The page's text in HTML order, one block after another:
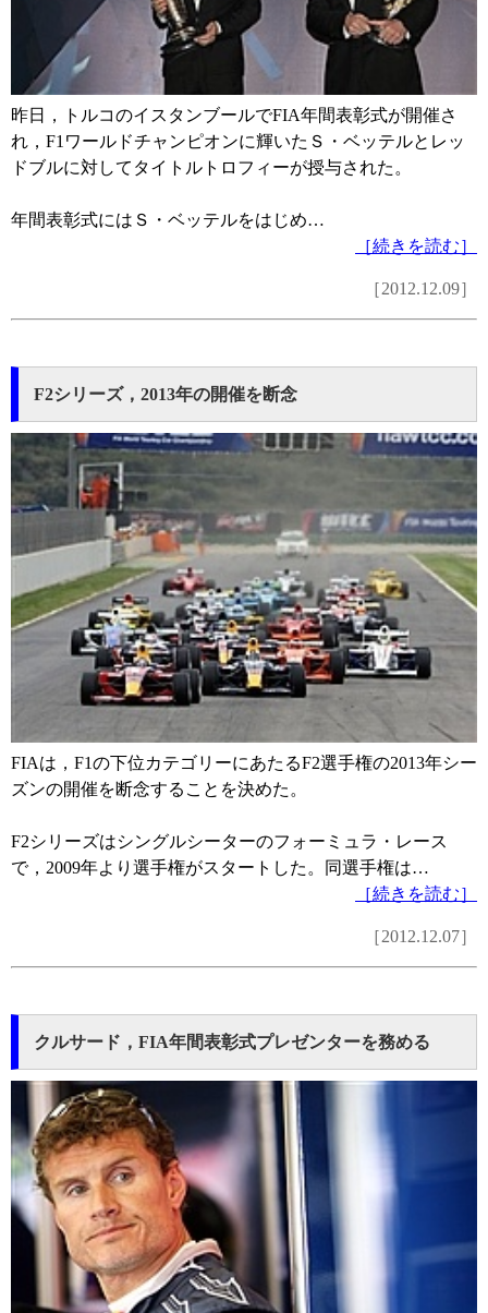
昨日，トルコのイスタンブールでFIA年間表彰式が開催さ
れ，F1ワールドチャンピオンに輝いたＳ・ベッテルとレッ
ドブルに対してタイトルトロフィーが授与された。
年間表彰式にはＳ・ベッテルをはじめ…
［続きを読む］
［2012.12.09］
F2シリーズ，2013年の開催を断念
FIAは，F1の下位カテゴリーにあたるF2選手権の2013年シー
ズンの開催を断念することを決めた。
F2シリーズはシングルシーターのフォーミュラ・レース
で，2009年より選手権がスタートした。同選手権は…
［続きを読む］
［2012.12.07］
クルサード，FIA年間表彰式プレゼンターを務める